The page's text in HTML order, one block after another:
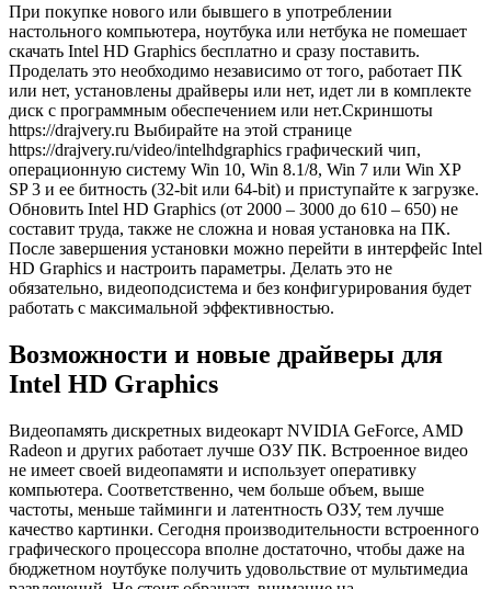
При покупке нового или бывшего в употреблении
настольного компьютера, ноутбука или нетбука не помешает
скачать Intel HD Graphics бесплатно и сразу поставить.
Проделать это необходимо независимо от того, работает ПК
или нет, установлены драйверы или нет, идет ли в комплекте
диск с программным обеспечением или нет.Скриншоты
https://drajvery.ru Выбирайте на этой странице
https://drajvery.ru/video/intelhdgraphics графический чип,
операционную систему Win 10, Win 8.1/8, Win 7 или Win XP
SP 3 и ее битность (32-bit или 64-bit) и приступайте к загрузке.
Обновить Intel HD Graphics (от 2000 – 3000 до 610 – 650) не
составит труда, также не сложна и новая установка на ПК.
После завершения установки можно перейти в интерфейс Intel
HD Graphics и настроить параметры. Делать это не
обязательно, видеоподсистема и без конфигурирования будет
работать с максимальной эффективностью.
Возможности и новые драйверы для
Intel HD Graphics
Видеопамять дискретных видеокарт NVIDIA GeForce, AMD
Radeon и других работает лучше ОЗУ ПК. Встроенное видео
не имеет своей видеопамяти и использует оперативку
компьютера. Соответственно, чем больше объем, выше
частоты, меньше тайминги и латентность ОЗУ, тем лучше
качество картинки. Сегодня производительности встроенного
графического процессора вполне достаточно, чтобы даже на
бюджетном ноутбуке получить удовольствие от мультимедиа